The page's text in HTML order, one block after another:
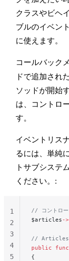
クラスやビヘ
ブルのイベン
に使えます。
コールバック
ドで追加され
ソッドが開始
は、コントロ
す。
イベントリス
るには、単純
トサブシステ
ください。:
// コントロー
$articles ->
//
public
{
1
2
3
4
5